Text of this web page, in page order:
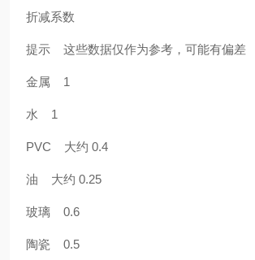
折减系数
提示 这些数据仅作为参考，可能有偏差
金属 1
水 1
PVC 大约 0.4
油 大约 0.25
玻璃 0.6
陶瓷 0.5